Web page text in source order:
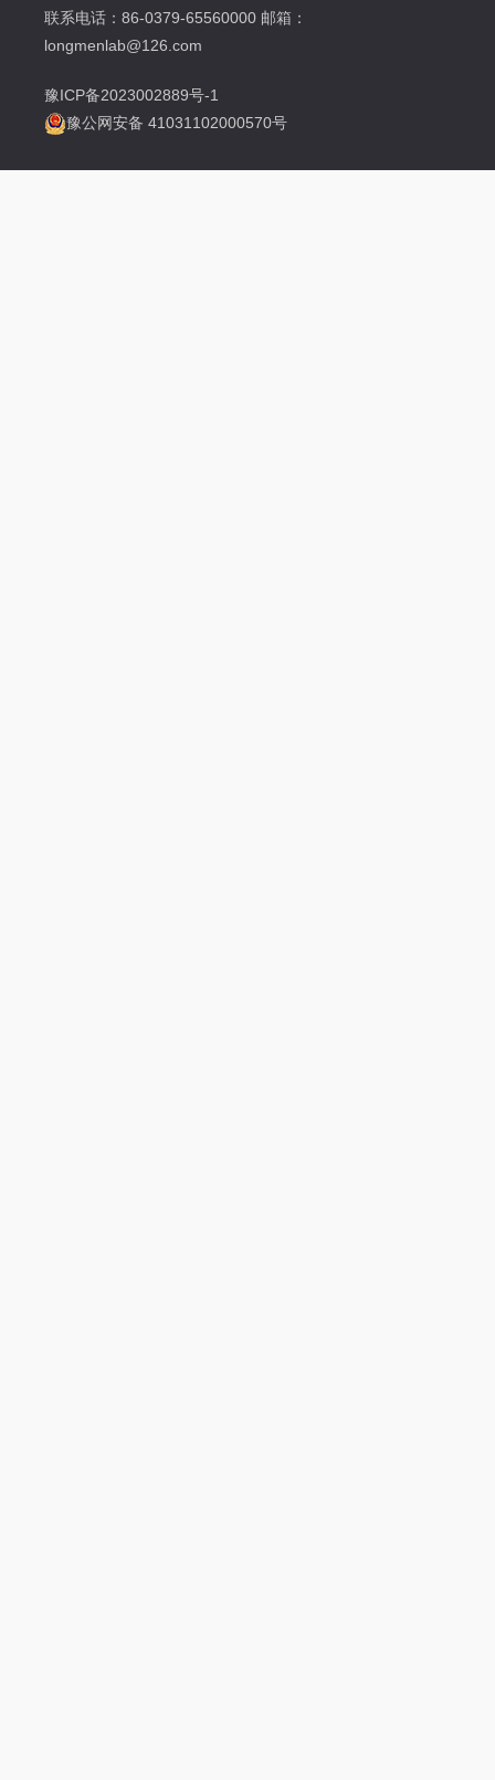
联系电话：86-0379-65560000 邮箱：
longmenlab@126.com
豫ICP备2023002889号-1
豫公网安备 41031102000570号